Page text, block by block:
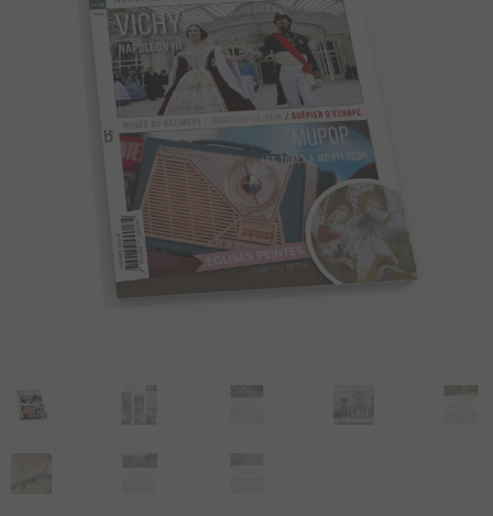
DU BOURBONNAIS
MAGAZINE
AUTOCOLLANTS
CARTE POSTALES
POSTERS
ARTSHOP
LE BOURBONNAIS